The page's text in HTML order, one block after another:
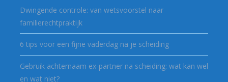
Dwingende controle: van wetsvoorstel naar
familierechtpraktijk
6 tips voor een fijne vaderdag na je scheiding
Gebruik achternaam ex-partner na scheiding: wat kan wel
en wat niet?